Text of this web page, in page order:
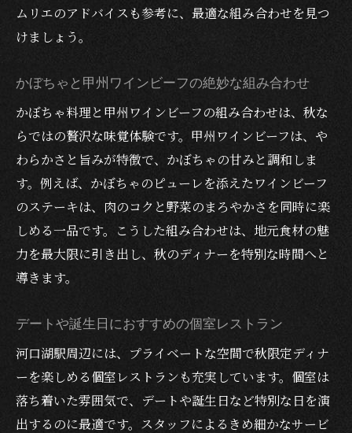
ムリエのアドバイスも参考に、最適な組み合わせを見つ
けましょう。
かぼちゃと甲州ワインビーフの絶妙な組み合わせ
かぼちゃ料理と甲州ワインビーフの組み合わせは、秋な
らではの贅沢な味覚体験です。甲州ワインビーフは、や
わらかさと旨みが特徴で、かぼちゃの甘みと調和しま
す。例えば、かぼちゃのピューレを添えたワインビーフ
のステーキは、肉のコクと野菜のまろやかさを同時に楽
しめる一品です。こうした組み合わせは、地元食材の魅
力を最大限に引き出し、秋のディナーを特別な時間へと
導きます。
デートや誕生日におすすめの個室レストラン
河口湖駅周辺には、プライベートな空間で秋限定ディナ
ーを楽しめる個室レストランも充実しています。個室は
落ち着いた雰囲気で、デートや誕生日など特別な日を演
出するのに最適です。スタッフによるきめ細かなサービ